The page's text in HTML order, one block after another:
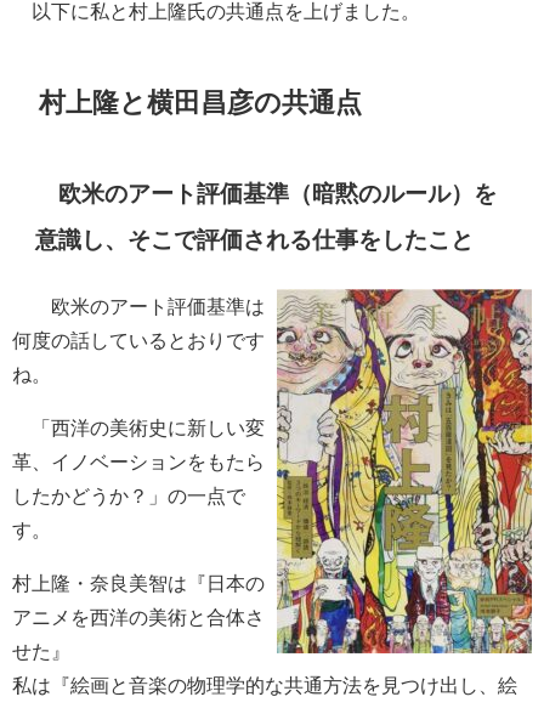
以下に私と村上隆氏の共通点を上げました。
村上隆と横田昌彦の共通点
欧米のアート評価基準（暗黙のルール）を
意識し、そこで評価される仕事をしたこと
欧米のアート評価基準は
何度の話しているとおりです
ね。
「西洋の美術史に新しい変
革、イノベーションをもたら
したかどうか？」の一点で
す。
村上隆・奈良美智は『日本の
アニメを西洋の美術と合体さ
せた』
私は『絵画と音楽の物理学的な共通方法を見つけ出し、絵